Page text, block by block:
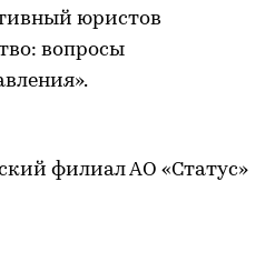
юристов
вопросы
филиал АО «Статус»